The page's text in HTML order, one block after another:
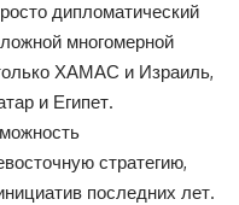
дипломатический
многомерной
ХАМАС и Израиль,
и Египет.
стратегию,
последних лет.